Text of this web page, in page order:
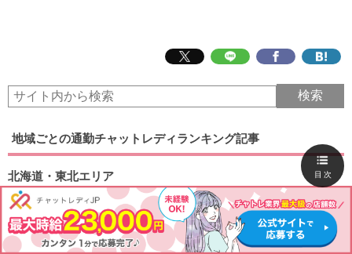
地域ごとの通勤チャットレディランキング記事
北海道・東北エリア
札幌
釧路 旭川 函館 青森 弘前 秋田 盛岡
仙台
福島
目次